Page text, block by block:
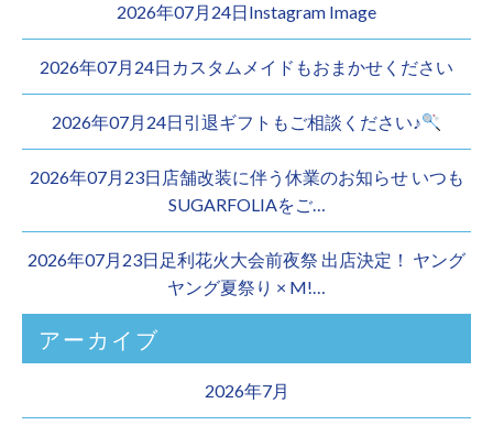
2026年07月24日Instagram Image
2026年07月24日カスタムメイドもおまかせください︎
2026年07月24日引退ギフトもご相談ください♪
2026年07月23日店舗改装に伴う休業のお知らせ いつも
SUGARFOLIAをご…
2026年07月23日足利花火大会前夜祭 出店決定！ ヤング
ヤング夏祭り × M!…
アーカイブ
2026年7月